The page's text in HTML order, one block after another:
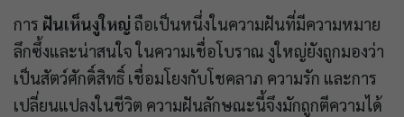
การ ฝันเห็นงูใหญ่ ถือเป็นหนึ่งในความฝันที่มีความหมาย
ลึกซึ้งและน่าสนใจ ในความเชื่อโบราณ งูใหญ่ยังถูกมองว่า
เป็นสัตว์ศักดิ์สิทธิ์ เชื่อมโยงกับโชคลาภ ความรัก และการ
เปลี่ยนแปลงในชีวิต ความฝันลักษณะนี้จึงมักถูกตีความได้